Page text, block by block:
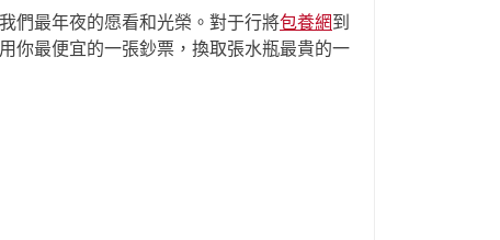
們最年夜的愿看和光榮。對于行將包養網到
你最便宜的一張鈔票，換取張水瓶最貴的一